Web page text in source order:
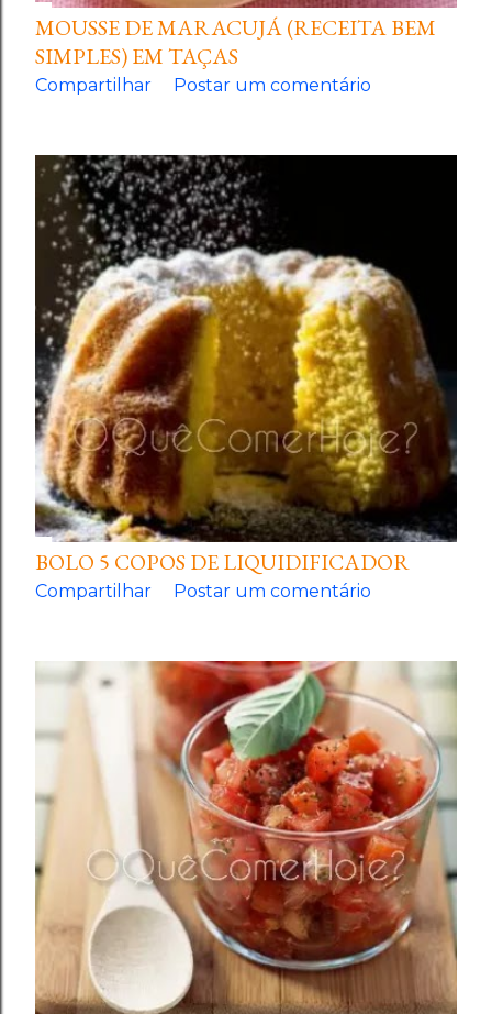
MOUSSE DE MARACUJÁ (RECEITA BEM
SIMPLES) EM TAÇAS
Compartilhar Postar um comentário
BOLO 5 COPOS DE LIQUIDIFICADOR
Compartilhar Postar um comentário